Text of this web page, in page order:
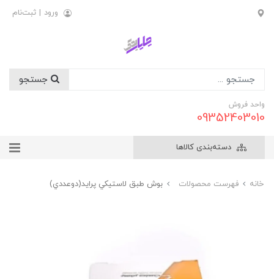
ورود | ثبت‌نام
واحد فروش
09352403010
دسته‌بندی کالاها
خانه فهرست محصولات بوش طبق لاستيکي پرايد(دوعددي)